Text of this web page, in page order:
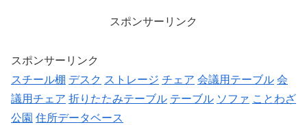
スポンサーリンク
スポンサーリンク
スチール棚 デスク ストレージ チェア 会議用テーブル 会
議用チェア 折りたたみテーブル テーブル ソファ ことわざ
公園 住所データベース